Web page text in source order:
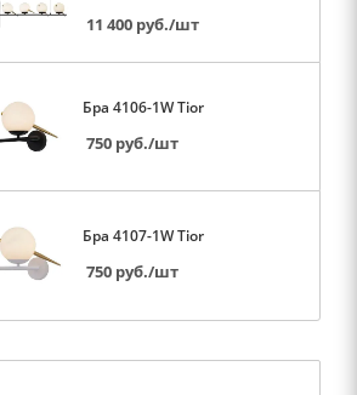
11 400 руб./шт
Бра 4106-1W Tior
750 руб./шт
Бра 4107-1W Tior
750 руб./шт